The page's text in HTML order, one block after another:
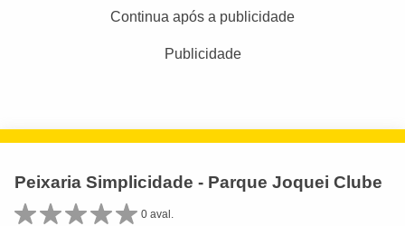
Continua após a publicidade
Publicidade
Peixaria Simplicidade - Parque Joquei Clube
0 aval.